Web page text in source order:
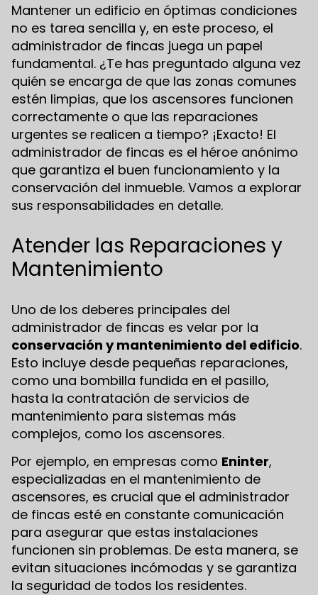
Mantener un edificio en óptimas condiciones
no es tarea sencilla y, en este proceso, el
administrador de fincas juega un papel
fundamental. ¿Te has preguntado alguna vez
quién se encarga de que las zonas comunes
estén limpias, que los ascensores funcionen
correctamente o que las reparaciones
urgentes se realicen a tiempo? ¡Exacto! El
administrador de fincas es el héroe anónimo
que garantiza el buen funcionamiento y la
conservación del inmueble. Vamos a explorar
sus responsabilidades en detalle.
Atender las Reparaciones y
Mantenimiento
Uno de los deberes principales del
administrador de fincas es velar por la
conservación y mantenimiento del edificio.
Esto incluye desde pequeñas reparaciones,
como una bombilla fundida en el pasillo,
hasta la contratación de servicios de
mantenimiento para sistemas más
complejos, como los ascensores.
Por ejemplo, en empresas como Eninter,
especializadas en el mantenimiento de
ascensores, es crucial que el administrador
de fincas esté en constante comunicación
para asegurar que estas instalaciones
funcionen sin problemas. De esta manera, se
evitan situaciones incómodas y se garantiza
la seguridad de todos los residentes.